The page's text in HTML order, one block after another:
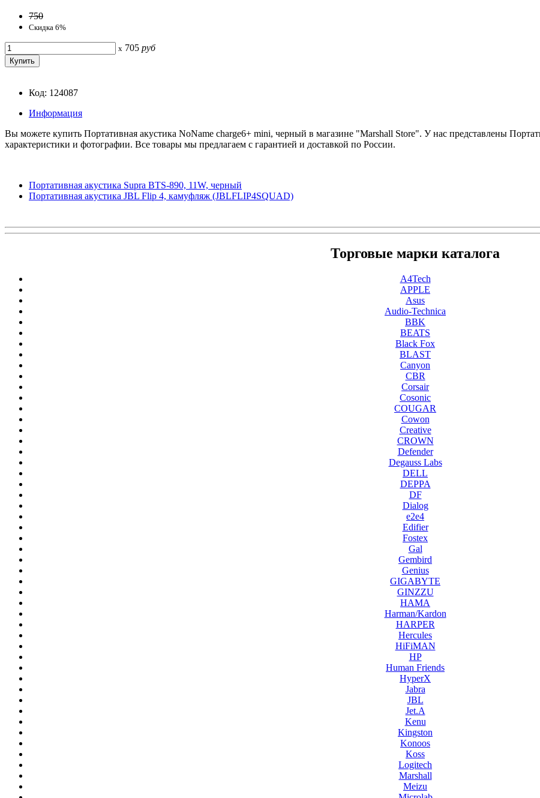
750
Скидка 6%
x 705 руб
Код: 124087
Информация
Вы можете купить Портативная акустика NoName charge6+ mini, черный в магазине "Marshall Store". У нас представлены
характеристики и фотографии. Все товары мы предлагаем с гарантией и доставкой по России.
Портативная акустика Supra BTS-890, 11W, черный
Портативная акустика JBL Flip 4, камуфляж (JBLFLIP4SQUAD)
Торговые марки каталога
A4Tech
APPLE
Asus
Audio-Technica
BBK
BEATS
Black Fox
BLAST
Canyon
CBR
Corsair
Cosonic
COUGAR
Cowon
Creative
CROWN
Defender
Degauss Labs
DELL
DEPPA
DF
Dialog
e2e4
Edifier
Fostex
Gal
Gembird
Genius
GIGABYTE
GINZZU
HAMA
Harman/Kardon
HARPER
Hercules
HiFiMAN
HP
Human Friends
HyperX
Jabra
JBL
Jet.A
Kenu
Kingston
Konoos
Koss
Logitech
Marshall
Meizu